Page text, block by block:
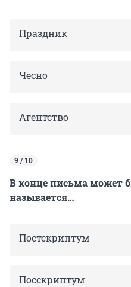
Праздник
Чесно
Агентство
9 / 10
В конце письма может
называется…
Постскриптум
Посскриптум